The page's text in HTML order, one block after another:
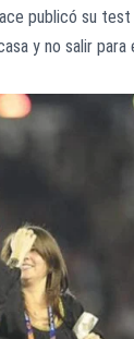
publicó su
y no salir